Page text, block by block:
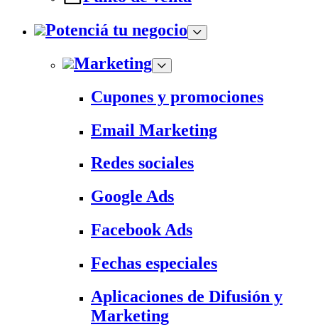
Potenciá tu negocio
Marketing
Cupones y promociones
Email Marketing
Redes sociales
Google Ads
Facebook Ads
Fechas especiales
Aplicaciones de Difusión y
Marketing